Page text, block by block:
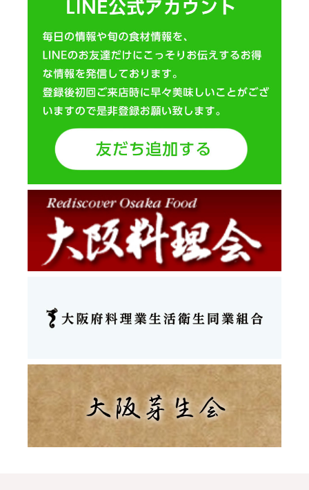
2018.11.15
だんじり祭り見物 祭料理と美酒の集い
だんじ祭りの醍醐味やり回しを仁志乃２階座敷より見物していた
だけます。
仁志乃横から８台のだんじりがパレードをし時間を空けず次々に
豪快なやり回しを見物していただけます。
お料理も渡り蟹をはじめ色々ご用意しております。
酒をお楽しみ下さい。
会費：7,000円（税込）
https://www.facebook.com/events/804428519947923/
7月2日〜15日
冬の河豚夏のあこうと言われるぐらい美味しい魚で稚魚の放流や
サイズの制限で最近漁獲高が増えております。
魚庭あこうづくしコース 10,000円（姿造り・姿蒸し付）
魚庭あこう鍋コース 8,000円